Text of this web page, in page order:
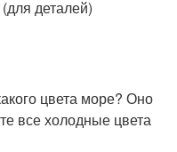
деталей)
цвета море? Оно
все холодные цвета